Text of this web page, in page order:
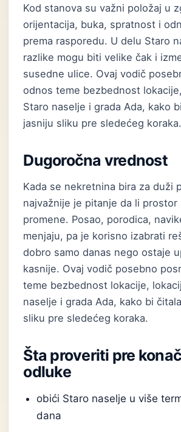
Kod stanova su važni položaj u
orijentacija, buka, spratnost i
prema rasporedu. U delu Staro
razlike mogu biti velike čak i
susedne ulice. Ovaj vodič
odnos teme bezbednost
Staro naselje i grada Ada, kako
jasniju sliku pre sledećeg koraka.
Dugoročna vrednost
Kada se nekretnina bira za duži
najvažnije je pitanje da li prostor
promene. Posao, porodica,
menjaju, pa je korisno izabrati
dobro samo danas nego ostaje
kasnije. Ovaj vodič posebno
teme bezbednost lokacije,
naselje i grada Ada, kako bi
sliku pre sledećeg koraka.
Šta proveriti pre
odluke
obići Staro naselje u više
dana